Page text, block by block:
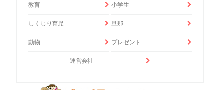
教育 小学生
しくじり育児 旦那
動物 プレゼント
運営会社